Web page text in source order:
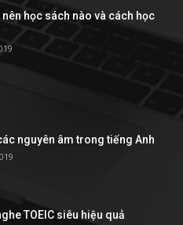
nên học sách nào và cách học
nguyên âm trong tiếng Anh
TOEIC siêu hiệu quả